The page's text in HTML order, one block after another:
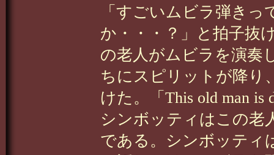
「すごいムビラ弾き
か・・・？」と拍子抜
の老人がムビラを演奏
ちにスピリットが降り
けた。「This old man is
シンボッティはこの老
である。シンボッティ